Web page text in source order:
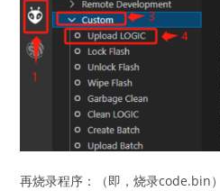
再烧录程序：（即，烧录code.bin）